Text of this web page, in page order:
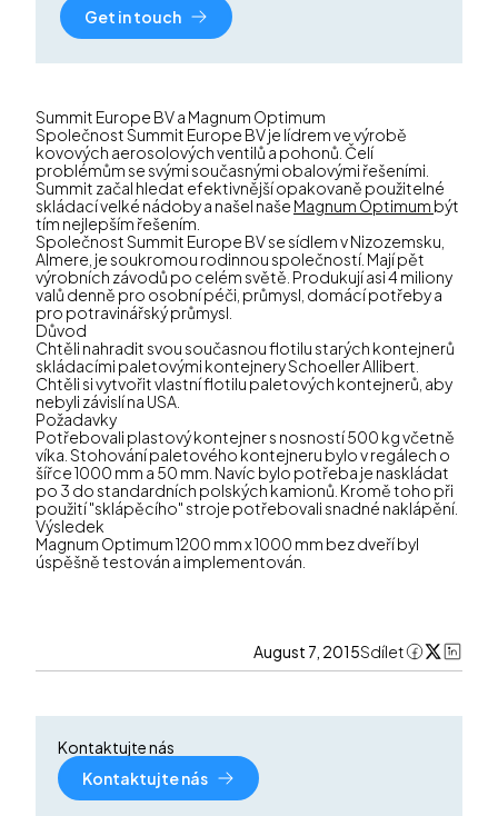
Get in touch
Summit Europe BV a Magnum Optimum
Společnost Summit Europe BV je lídrem ve výrobě
kovových aerosolových ventilů a pohonů. Čelí
problémům se svými současnými obalovými řešeními.
Summit začal hledat efektivnější opakovaně použitelné
skládací velké nádoby a našel naše Magnum Optimum být
tím nejlepším řešením.
Společnost Summit Europe BV se sídlem v Nizozemsku,
Almere, je soukromou rodinnou společností. Mají pět
výrobních závodů po celém světě. Produkují asi 4 miliony
valů denně pro osobní péči, průmysl, domácí potřeby a
pro potravinářský průmysl.
Důvod
Chtěli nahradit svou současnou flotilu starých kontejnerů
skládacími paletovými kontejnery Schoeller Allibert.
Chtěli si vytvořit vlastní flotilu paletových kontejnerů, aby
nebyli závislí na USA.
Požadavky
Potřebovali plastový kontejner s nosností 500 kg včetně
víka. Stohování paletového kontejneru bylo v regálech o
šířce 1000 mm a 50 mm. Navíc bylo potřeba je naskládat
po 3 do standardních polských kamionů. Kromě toho při
použití "sklápěcího" stroje potřebovali snadné naklápění.
Výsledek
Magnum Optimum 1200 mm x 1000 mm bez dveří byl
úspěšně testován a implementován.
August 7, 2015Sdílet
Kontaktujte nás
Kontaktujte nás